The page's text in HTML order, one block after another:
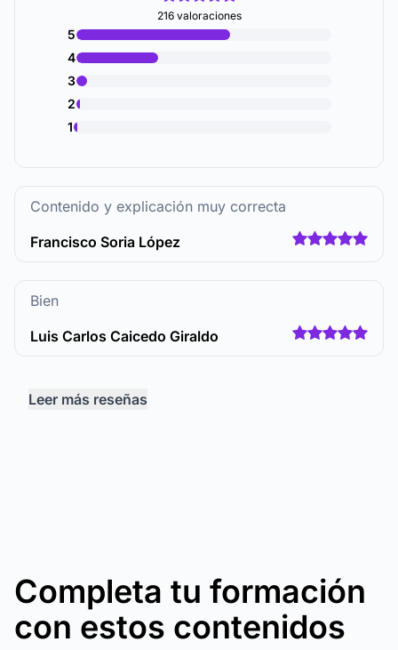
216 valoraciones
5
4
3
2
1
Contenido y explicación muy correcta
Francisco Soria López
Bien
Luis Carlos Caicedo Giraldo
Leer más reseñas
Completa tu formación
con estos contenidos